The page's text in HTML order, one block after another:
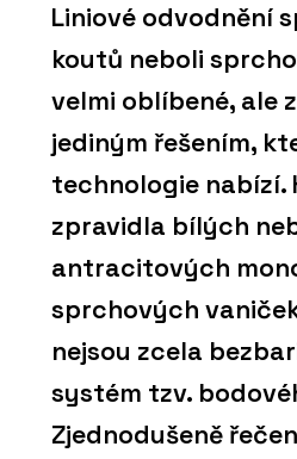
Liniové odvodnění
koutů neboli
velmi oblíbené, ale
jediným řešením,
technologie nabízí.
zpravidla bílých
antracitových
sprchových
nejsou zcela
systém tzv.
Zjednodušeně